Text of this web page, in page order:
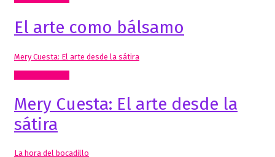
El arte como bálsamo
Mery Cuesta: El arte desde la sátira
Mery Cuesta: El arte desde la
sátira
La hora del bocadillo